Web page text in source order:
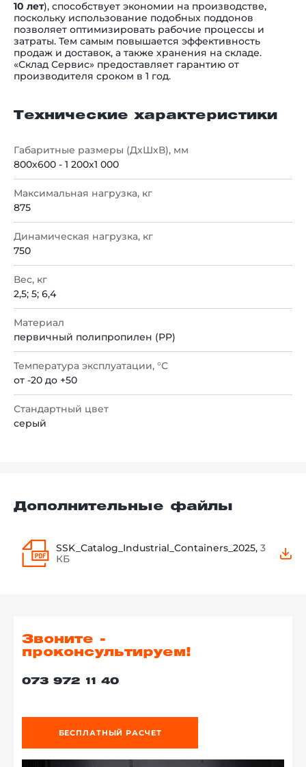
10 лет), способствует экономии на производстве,
поскольку использование подобных поддонов
позволяет оптимизировать рабочие процессы и
затраты. Тем самым повышается эффективность
продаж и доставок, а также хранения на складе.
«Склад Сервис» предоставляет гарантию от
производителя сроком в 1 год.
Технические характеристики
Габаритные размеры (ДхШхВ), мм
800х600 - 1 200х1 000
Максимальная нагрузка, кг
875
Динамическая нагрузка, кг
750
Вес, кг
2,5; 5; 6,4
Материал
первичный полипропилен (PP)
Температура эксплуатации, °С
от -20 до +50
Стандартный цвет
серый
Дополнительные файлы
SSK_Catalog_Industrial_Containers_2025, 3
КБ
Звоните -
проконсультируем!
073 972 11 40
БЕСПЛАТНЫЙ РАСЧЕТ